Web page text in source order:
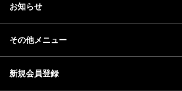
お問い合わせ
お知らせ
その他メニュー
新規会員登録